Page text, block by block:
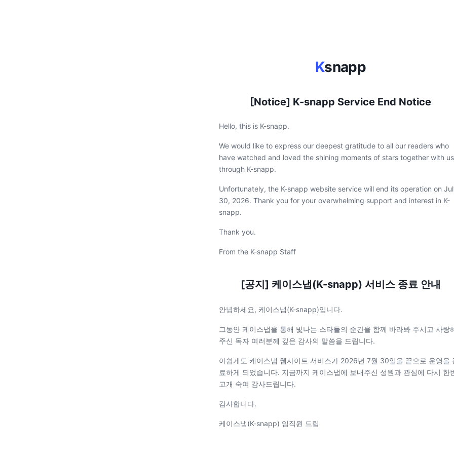
Ksnapp
[Notice] K-snapp Service End Notice
Hello, this is K-snapp.
We would like to express our deepest gratitude to all our readers who
have watched and loved the shining moments of stars together with us
through K-snapp.
Unfortunately, the K-snapp website service will end its operation on
30, 2026. Thank you for your overwhelming support and interest in K-
snapp.
Thank you.
From the K-snapp Staff
[공지] 케이스냅(K-snapp) 서비스 종료 안내
안녕하세요, 케이스냅(K-snapp)입니다.
그동안 케이스냅을 통해 빛나는 스타들의 순간을 함께 바라봐 주시고 사랑
주신 독자 여러분께 깊은 감사의 말씀을 드립니다.
아쉽게도 케이스냅 웹사이트 서비스가 2026년 7월 30일을 끝으로 운영을
료하게 되었습니다. 지금까지 케이스냅에 보내주신 성원과 관심에 다시 한
고개 숙여 감사드립니다.
감사합니다.
케이스냅(K-snapp) 임직원 드림